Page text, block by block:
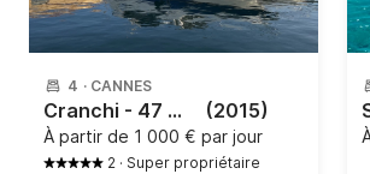
4 · CANNES
Cranchi - 47 Méditerranée (2015)
À partir de 1 000 € par jour
2 · Super propriétaire